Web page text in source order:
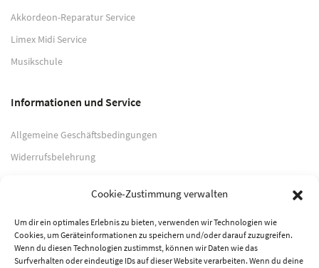
Cookie-Zustimmung verwalten
Um dir ein optimales Erlebnis zu bieten, verwenden wir Technologien wie
Cookies, um Geräteinformationen zu speichern und/oder darauf zuzugreifen.
Wenn du diesen Technologien zustimmst, können wir Daten wie das
Surfverhalten oder eindeutige IDs auf dieser Website verarbeiten. Wenn du deine
Akkordeon-Reparatur Service
Limex Midi Service
Musikschule
Informationen und Service
Allgemeine Geschäftsbedingungen
Widerrufsbelehrung
Datenschutzerklärung
Zahlungsarten